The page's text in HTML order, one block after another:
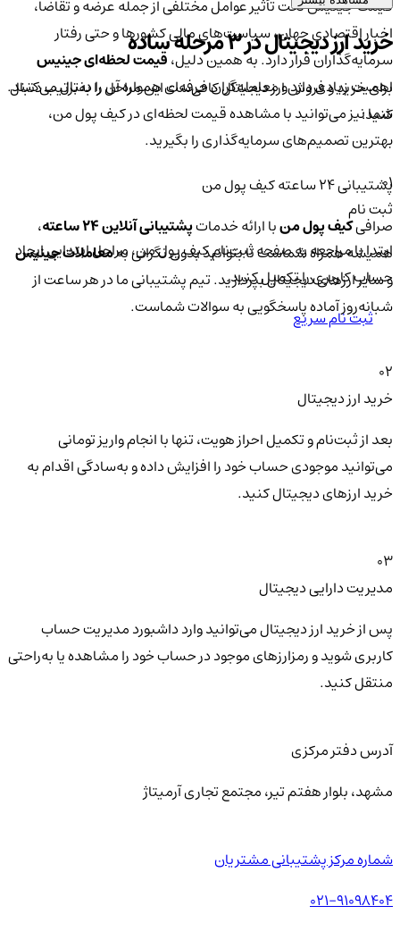
قیمت جینیس تحت تأثیر عوامل مختلفی از جمله عرضه و تقاضا،
اخبار اقتصادی جهان، سیاست‌های مالی کشورها و حتی رفتار
سرمایه‌گذاران قرار دارد. به همین دلیل،قیمت لحظه‌ای جینیس
اهمیت زیادی دارد و معامله‌گران حرفه‌ای همواره آن را دنبال می‌کنند.
شما نیز می‌توانید با مشاهده قیمت لحظه‌ای در کیف پول من،
بهترین تصمیم‌های سرمایه‌گذاری را بگیرید.
پشتیبانی ۲۴ ساعته کیف پول من
صرافیکیف پول منبا ارائه خدماتپشتیبانی آنلاین ۲۴ ساعته
،
همیشه همراه شماست تا بتوانید بدون نگرانی بهمعاملات جینیس
و سایر ارزهای دیجیتال بپردازید. تیم پشتیبانی ما در هر ساعت از
شبانه‌روز آماده پاسخگویی به سوالات شماست.
خرید ارز دیجیتال در 3 مرحله ساده
برای خرید و فروش ارز دیجیتال کافی‌ست این مراحل را به‌ترتیب دنبال
کنید:
01
ثبت نام
ابتدا با مراجعه به صفحه ثبت‌نام کیف‌ پول من، مراحل ابتدایی ایجاد
حساب کاربری را تکمیل کنید.
ثبت نام سریع
02
خرید ارز دیجیتال
بعد از ثبت‌نام و تکمیل احراز هویت، تنها با انجام واریز تومانی
می‌توانید موجودی حساب خود را افزایش داده و به‌سادگی اقدام به
خرید ارزهای دیجیتال کنید.
03
مدیریت دارایی دیجیتال
پس از خرید ارز دیجیتال می‌توانید وارد داشبورد مدیریت حساب
کاربری شوید و رمزارزهای موجود در حساب خود را مشاهده یا به‌راحتی
منتقل کنید.
آدرس دفتر مرکزی
مشهد، بلوار هفتم تیر، مجتمع تجاری آرمیتاژ
شماره مرکز پشتیبانی مشتریان
021-91098404